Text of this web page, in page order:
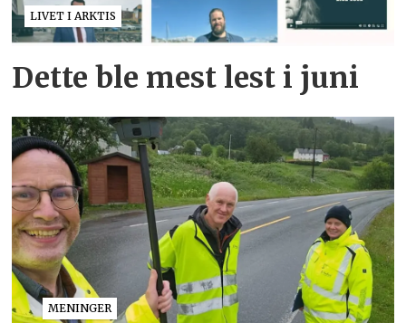
LIVET I ARKTIS
Dette ble mest lest i juni
MENINGER